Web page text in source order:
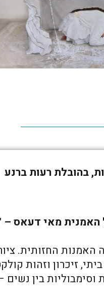
בהובלת רעות ברנע
האמנית מאי דעאס
החזותית.
זיכרון וזהות
וסימבוליות בין